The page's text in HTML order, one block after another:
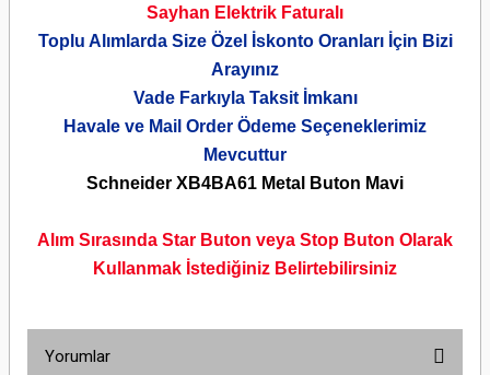
Sayhan Elektrik Faturalı
Toplu Alımlarda Size Özel İskonto Oranları İçin Bizi
Arayınız
Vade Farkıyla Taksit İmkanı
Havale ve Mail Order Ödeme Seçeneklerimiz
Mevcuttur
Schneider XB4BA61 Metal Buton Mavi
Alım Sırasında Star Buton veya Stop Buton Olarak
Kullanmak İstediğiniz Belirtebilirsiniz
Yorumlar